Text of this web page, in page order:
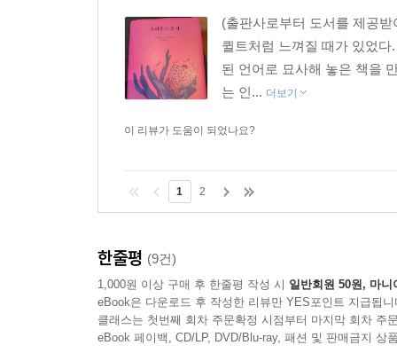
(출판사로부터 도서를 제공
퀼트처럼 느껴질 때가 있었
된 언어로 묘사해 놓은 책을
는 인... 더보기
이 리뷰가 도움이 되었나요?
1 2
한줄평 (9건)
1,000원 이상 구매 후 한줄평 작성 시 일반회원 50원, 마니
eBook은 다운로드 후 작성한 리뷰만 YES포인트 지급됩니
클래스는 첫번째 회차 주문확정 시점부터 마지막 회차 주
eBook 페이백, CD/LP, DVD/Blu-ray, 패션 및 판매금지 상